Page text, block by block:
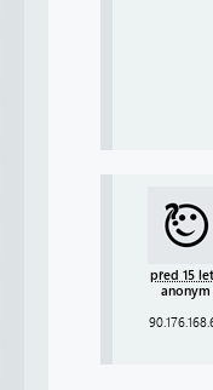
před 15
anonym